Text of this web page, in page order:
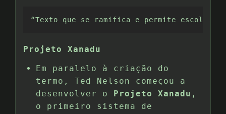
“Texto que se ramifica e permite escolhas
Projeto Xanadu
Em paralelo à criação do
termo, Ted Nelson começou a
desenvolver o Projeto Xanadu ,
o primeiro sistema de